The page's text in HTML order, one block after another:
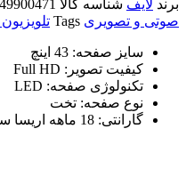
برند لایف شناسه کالا
صوتی و تصویری Tags
سایز صفحه:
کیفیت تصویر:
تکنولوژی صفحه:
نوع صفحه: تخت
گارانتی: